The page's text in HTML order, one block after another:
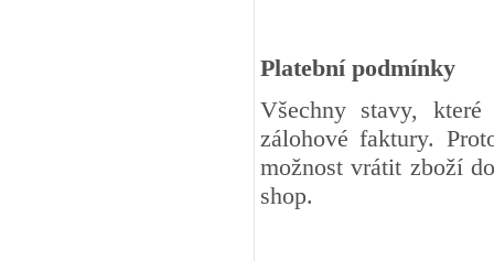
Platební podmínky
Všechny stavy,
zálohové faktury.
možnost vrátit zboží
shop.